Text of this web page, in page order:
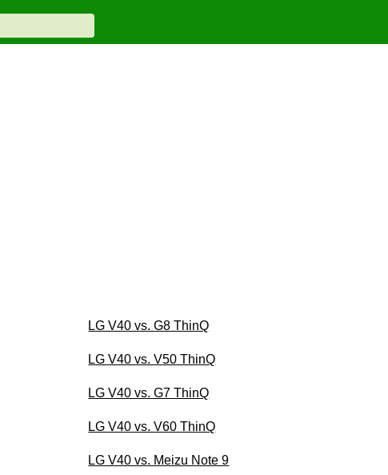
LG V40 vs. G8 ThinQ
LG V40 vs. V50 ThinQ
LG V40 vs. G7 ThinQ
LG V40 vs. V60 ThinQ
LG V40 vs. Meizu Note 9